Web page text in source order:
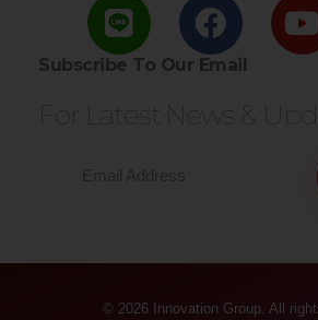
Subscribe To Our Email
For Latest News &
© 2026 Innovation Group. All